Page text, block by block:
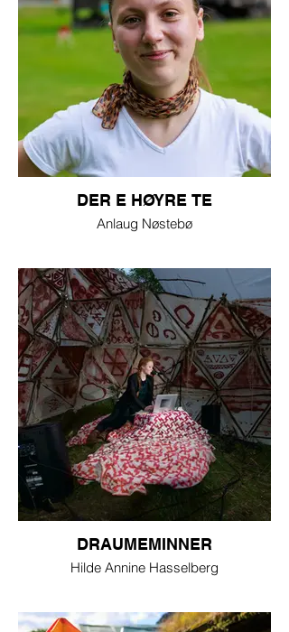
DER E HØYRE TE
Anlaug Nøstebø
DRAUMEMINNER
Hilde Annine Hasselberg